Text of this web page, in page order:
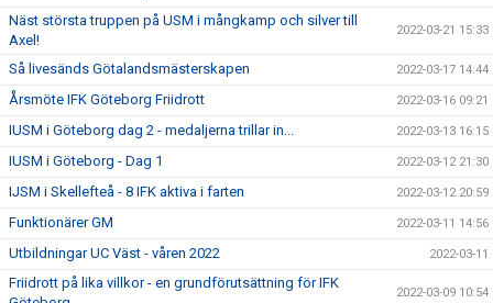
Näst största truppen på USM i mångkamp och silver till
Axel!
2022-03-21 15:33
Så livesänds Götalandsmästerskapen 2022-03-17 14:44
Årsmöte IFK Göteborg Friidrott 2022-03-16 09:21
IUSM i Göteborg dag 2 - medaljerna trillar in... 2022-03-13 16:15
IUSM i Göteborg - Dag 1 2022-03-12 21:30
IJSM i Skellefteå - 8 IFK aktiva i farten 2022-03-12 20:59
Funktionärer GM 2022-03-11 14:56
Utbildningar UC Väst - våren 2022 2022-03-11
Friidrott på lika villkor - en grundförutsättning för IFK
2022-03-09 10:54